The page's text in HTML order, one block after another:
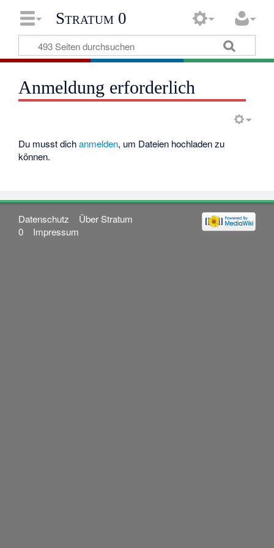
Stratum 0
Anmeldung erforderlich
Du musst dichanmelden, um Dateien hochladen zu
können.
Datenschutz
Über Stratum
0
Impressum